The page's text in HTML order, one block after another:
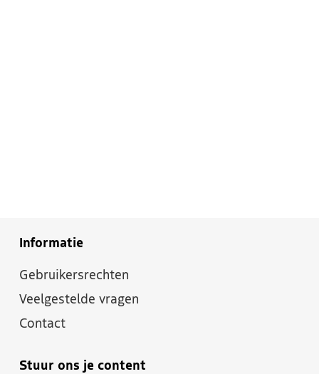
Informatie
Gebruikersrechten
Veelgestelde vragen
Contact
Stuur ons je content